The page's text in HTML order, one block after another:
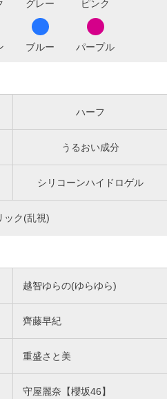
グレー ピンク
ブルー パープル
ハーフ
うるおい成分
シリコーンハイドロゲル
ック(乱視)
越智ゆらの(ゆらゆら)
齊藤早紀
重盛さと美
守屋麗奈【櫻坂46】